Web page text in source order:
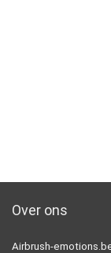
Over ons
Airbrush-